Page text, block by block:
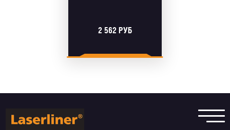
2 562 РУБ